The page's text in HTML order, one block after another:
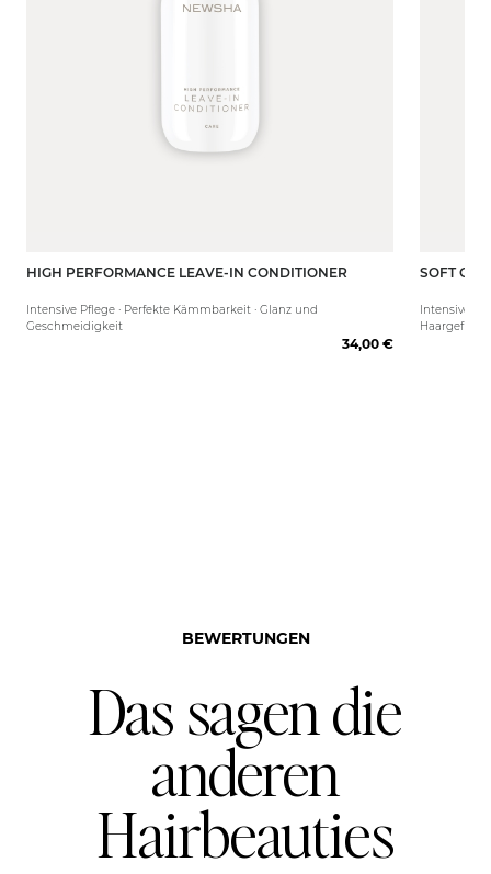
250 ml
HIGH PERFORMANCE LEAVE-IN CONDITIONER
Intensive Pflege · Perfekte Kämmbarkeit · Glanz und
Geschmeidigkeit
34,00 €
50 ml SOFT
Intensive
Haargefühl
BEWERTUNGEN
Das sagen die
anderen
Hairbeauties